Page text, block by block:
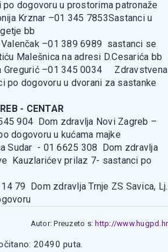
dogovoru u prostorima patronaže
Krznar –01 345 7853Sastanci u
bb
–01 389 6989 sastanci se
Malešnica na adresi D.Cesarića bb
Gregurić –01 345 0034 Zdravstvena
po dogovoru u dvorani za sastanke
- CENTAR
904 Dom zdravlja Novi Zagreb –
dogovoru u kućama majke
Sudar - 01 6625 308 Dom zdravlja
Kauzlarićev prilaz 7- sastanci po
79 Dom zdravlja Trnje ZS Savica, Lj.
Autor: Preuzeto s: http://www.hugpd.hr
20490 puta.